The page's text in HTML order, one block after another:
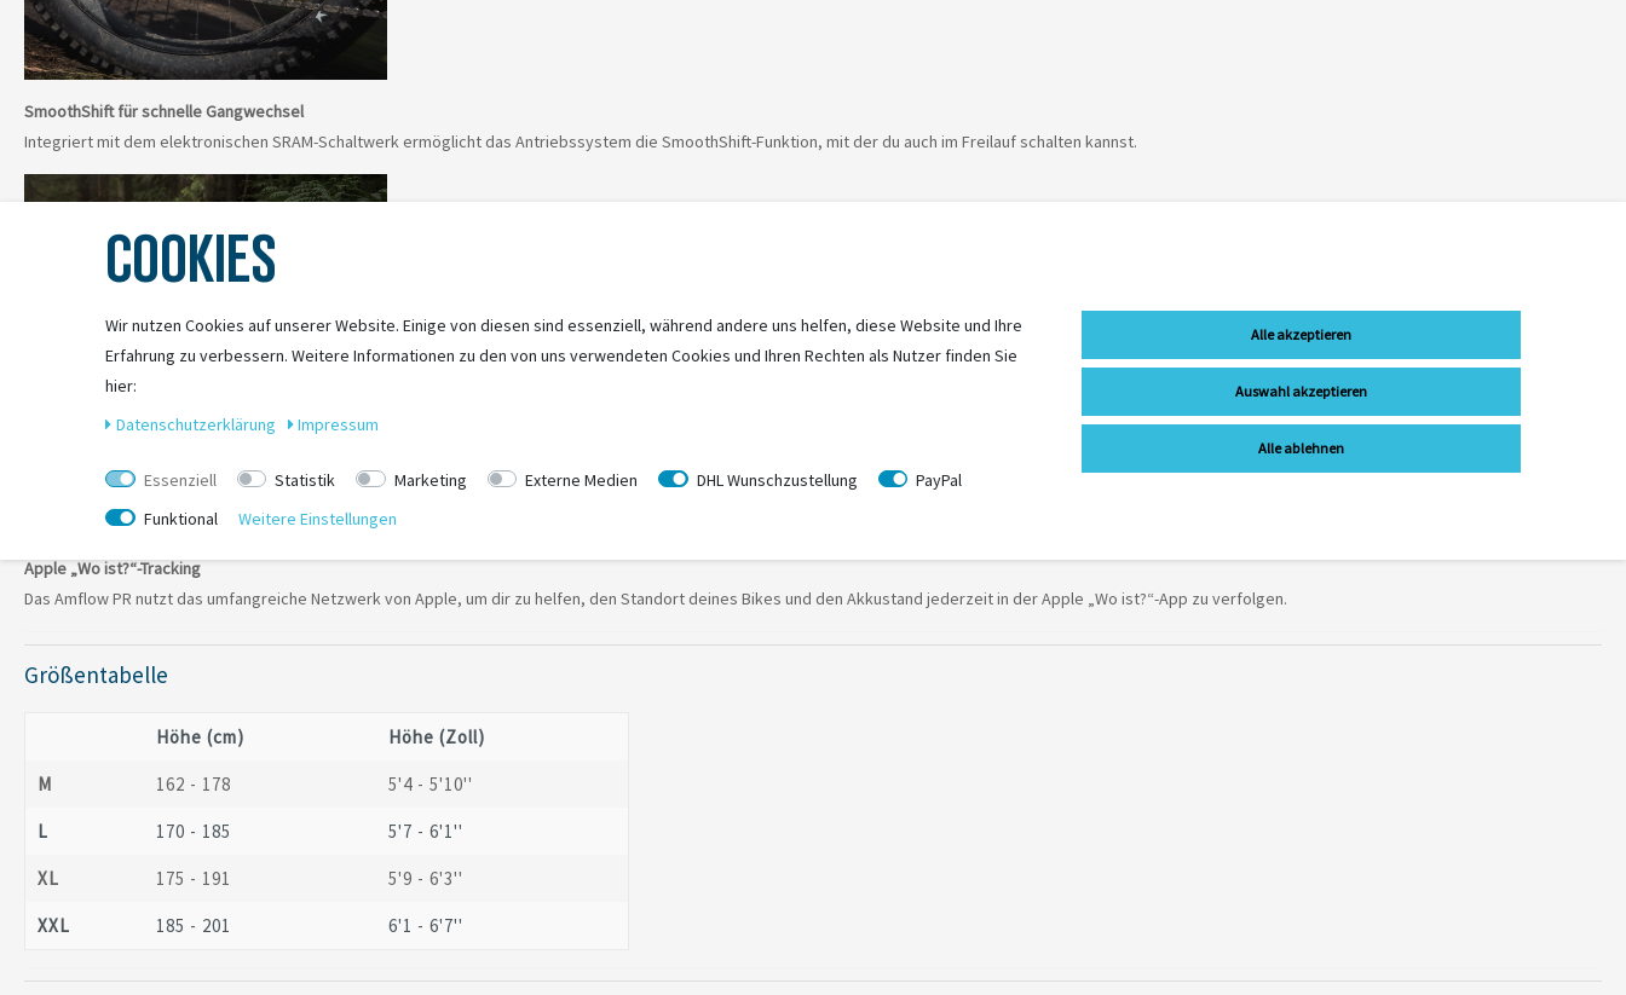
SmoothShift für schnelle Gangwechsel
Integriert mit dem elektronischen SRAM-Schaltwerk ermöglicht das Antriebssystem die SmoothShift-Funktion, mit der du auch im Freilauf schalten kannst.
Apple „Wo ist?“‑Tracking
Das Amflow PR nutzt das umfangreiche Netzwerk von Apple, um dir zu helfen, den Standort deines Bikes und den Akkustand jederzeit in der Apple „Wo ist?“-App zu verfolgen.
Größentabelle
Höhe (cm) Höhe (Zoll)
M 162 - 178 5'4 - 5'10''
L 170 - 185 5'7 - 6'1''
XL 175 - 191 5'9 - 6'3''
XXL 185 - 201 6'1 - 6'7''
COOKIES
Wir nutzen Cookies auf unserer Website. Einige von diesen sind essenziell, während andere uns helfen, diese Website und Ihre
Erfahrung zu verbessern. Weitere Informationen zu den von uns verwendeten Cookies und Ihren Rechten als Nutzer finden Sie
hier:
Daten­schutz­erklärung
Impressum
Essenziell Statistik Marketing Externe Medien DHL Wunschzustellung
PayPal
Funktional
Weitere Einstellungen
Alle akzeptieren
Auswahl akzeptieren
Alle ablehnen